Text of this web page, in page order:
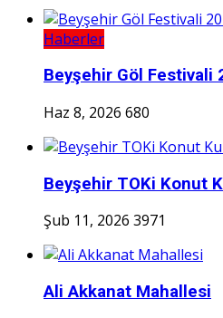
Haberler
Beyşehir Göl Festivali
Haz 8, 2026 680
Beyşehir TOKi Konut
Şub 11, 2026 3971
Ali Akkanat Mahallesi